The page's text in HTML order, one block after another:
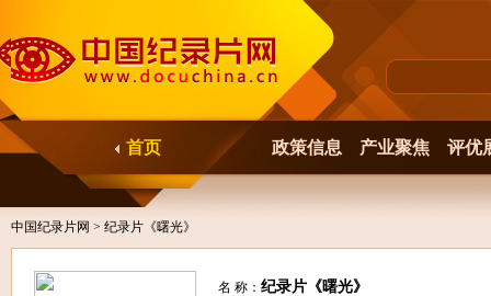
首页 政策信息 产业聚焦 评优
中国纪录片网 > 纪录片《曙光》
名 称： 纪录片《曙光》